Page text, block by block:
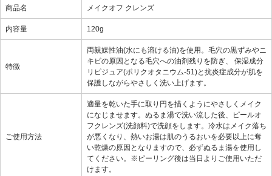
商品名 メイクオフ クレンズ
内容量 120g
特徴
両親媒性油(水にも溶ける油)を使用。毛穴の黒ずみやニ
キビの原因となる毛穴への油剤残りを防ぎ、 保湿成分
リピジュア(ポリクオタニウム-51)と抗炎症成分が肌を
保護しながらやさしく洗い上げます。
ご使用方法
適量を乾いた手に取り円を描くようにやさしくメイク
になじませます。ぬるま湯で洗い流した後、ピールオ
フクレンズ(洗顔料)で洗顔をします。冷水はメイク落ち
が悪くなり、熱いお湯は肌のうるおいを必要以上に奪
い乾燥の原因となりますので、必ずぬるま湯を使用し
てください。※ピーリング後は当日よりご使用いただ
けます。